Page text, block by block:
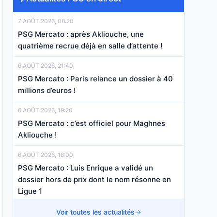
7 AOÛT 2026, 08:20
PSG Mercato : après Akliouche, une
quatrième recrue déjà en salle d’attente !
6 AOÛT 2026, 21:40
PSG Mercato : Paris relance un dossier à 40
millions d’euros !
6 AOÛT 2026, 19:20
PSG Mercato : c’est officiel pour Maghnes
Akliouche !
6 AOÛT 2026, 18:00
PSG Mercato : Luis Enrique a validé un
dossier hors de prix dont le nom résonne en
Ligue 1
6 AOÛT 2026, 11:03Voir toutes les actualités